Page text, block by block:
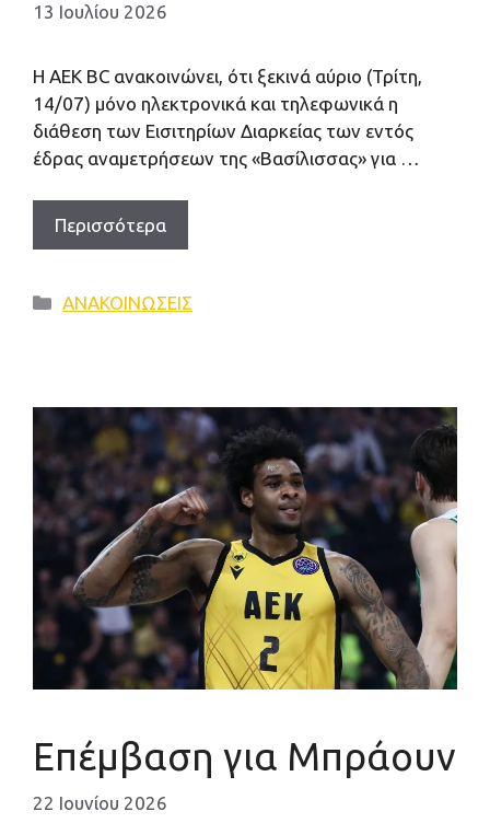
13 Ιουλίου 2026
Η ΑΕΚ ΒC ανακοινώνει, ότι ξεκινά αύριο (Τρίτη,
14/07) μόνο ηλεκτρονικά και τηλεφωνικά η
διάθεση των Εισιτηρίων Διαρκείας των εντός
έδρας αναμετρήσεων της «Βασίλισσας» για …
Περισσότερα
Κατηγορίες
ΑΝΑΚΟΙΝΩΣΕΙΣ
Επέμβαση για Μπράουν
22 Ιουνίου 2026